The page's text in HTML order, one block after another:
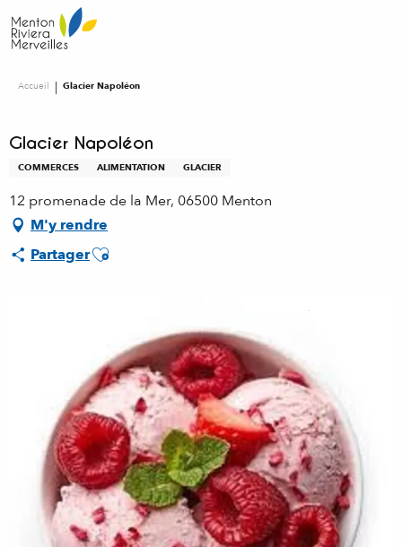
au
contenu
Accueil Glacier Napoléon
Glacier Napoléon
COMMERCES ALIMENTATION GLACIER
12 promenade de la Mer, 06500 Menton
M'y rendre
PartagerAjouter aux favoris